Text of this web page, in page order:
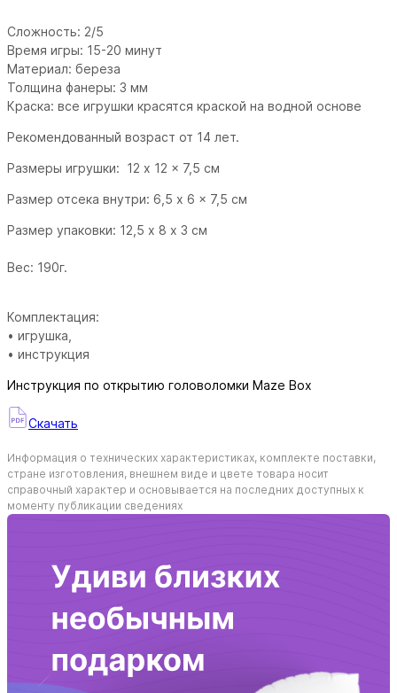
Сложность: 2/5
Время игры: 15-20 минут
Материал: береза
Толщина фанеры: 3 мм
Краска: все игрушки красятся краской на водной основе
Рекомендованный возраст от 14 лет.
Размеры игрушки: 12 x 12 x 7,5 см
Размер отсека внутри: 6,5 x 6 x 7,5 см
Размер упаковки: 12,5 х 8 х 3 см
Вес: 190г.
Комплектация:
• игрушка,
• инструкция
Инструкция по открытию головоломки Maze Box
Скачать
Информация о технических характеристиках, комплекте поставки,
стране изготовления, внешнем виде и цвете товара носит
справочный характер и основывается на последних доступных к
моменту публикации сведениях